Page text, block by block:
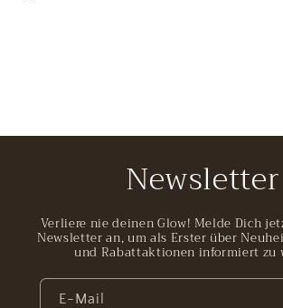
Newsletter
Verliere nie deinen Glow! Melde Dich
Newsletter an, um als Erster über
und Rabattaktionen informiert zu
E-Mail